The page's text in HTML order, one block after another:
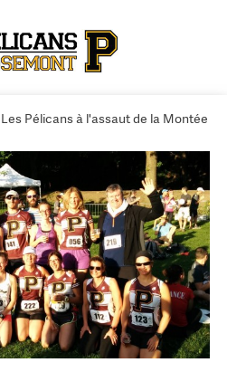
Les Pélicans à l'assaut de la Montée